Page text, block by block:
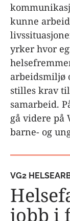
kunne
yrker hvor
arbeidsmiljø
stilles krav
samarbeid.
gå videre på
barne- og
VG2
jobb i